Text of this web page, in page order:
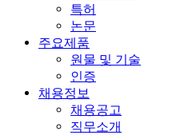
특허
논문
주요제품
원물 및 기술
인증
채용정보
채용공고
직무소개